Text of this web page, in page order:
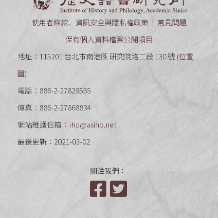
使用者條款、資訊安全與隱私權政策
常見問題
保有個人資料檔案公開項目
地址：115201 台北市南港區 研究院路二段 130 號 (位置
圖)
電話：886-2-27829555
傳真：886-2-27868834
網站維護信箱： ihp@asihp.net
最後更新：2021-03-02
關注我們：
Facebook